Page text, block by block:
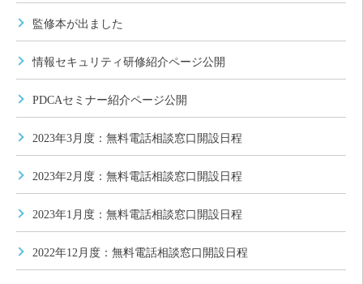
監修本が出ました
情報セキュリティ研修紹介ページ公開
PDCAセミナー紹介ページ公開
2023年3月度：無料電話相談窓口開設日程
2023年2月度：無料電話相談窓口開設日程
2023年1月度：無料電話相談窓口開設日程
2022年12月度：無料電話相談窓口開設日程